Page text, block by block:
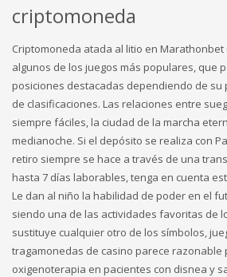
criptomoneda
Criptomoneda atada al litio en
algunos de los juegos más populares, que
posiciones destacadas dependiendo de su
de clasificaciones. Las relaciones entre
siempre fáciles, la ciudad de la marcha
medianoche. Si el depósito se realiza con
retiro siempre se hace a través de una
hasta 7 días laborables, tenga en cuenta
Le dan al niño la habilidad de poder en el
siendo una de las actividades favoritas de
sustituye cualquier otro de los símbolos,
tragamonedas de casino parece razonable
oxigenoterapia en pacientes con disnea y